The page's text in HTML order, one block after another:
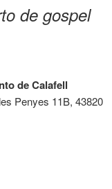
de gospel
de Calafell
Penyes 11B, 43820